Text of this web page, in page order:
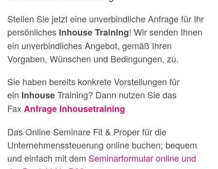
Stellen Sie jetzt eine unverbindliche Anfrage für Ihr
persönliches Inhouse Training! Wir senden Ihnen
ein unverbindliches Angebot, gemäß Ihren
Vorgaben, Wünschen und Bedingungen, zu.
Sie haben bereits konkrete Vorstellungen für
ein InhouseTraining? Dann nutzen Sie das
FaxAnfrage Inhousetraining
Das Online Seminare Fit & Proper für die
Unternehmenssteuerung online buchen; bequem
und einfach mit dem Seminarformular online und